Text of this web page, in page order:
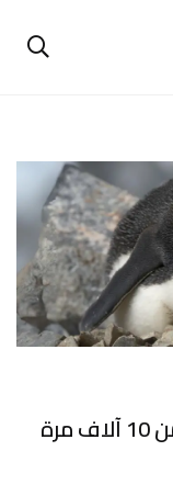
تنام هذه البطاريق الرائعة أكثر من 10 آلاف مرة